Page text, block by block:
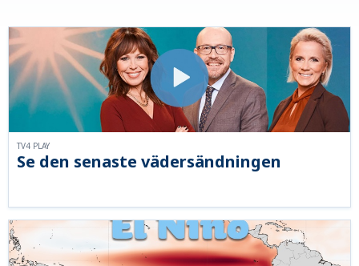
Se den senaste vädersändningen
TV4 PLAY